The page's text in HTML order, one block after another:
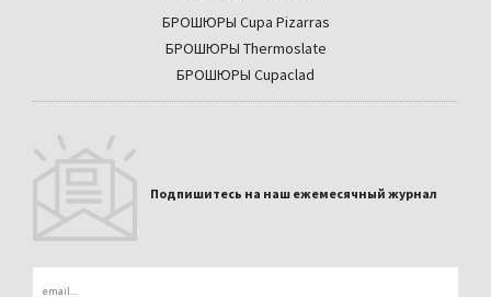
БРОШЮРЫ Cupa Pizarras
БРОШЮРЫ Thermoslate
БРОШЮРЫ Cupaclad
Подпишитесь на наш ежемесячный журнал